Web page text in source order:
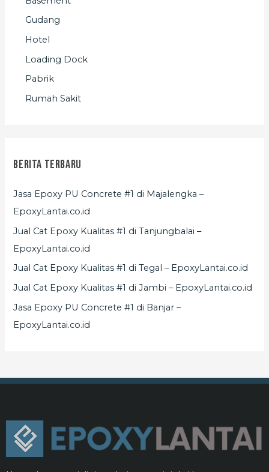
Gudang
Hotel
Loading Dock
Pabrik
Rumah Sakit
Berita Terbaru
Jasa Epoxy PU Concrete #1 di Majalengka –
EpoxyLantai.co.id
Jual Cat Epoxy Kualitas #1 di Tanjungbalai –
EpoxyLantai.co.id
Jual Cat Epoxy Kualitas #1 di Tegal – EpoxyLantai.co.id
Jual Cat Epoxy Kualitas #1 di Jambi – EpoxyLantai.co.id
Jasa Epoxy PU Concrete #1 di Banjar –
EpoxyLantai.co.id